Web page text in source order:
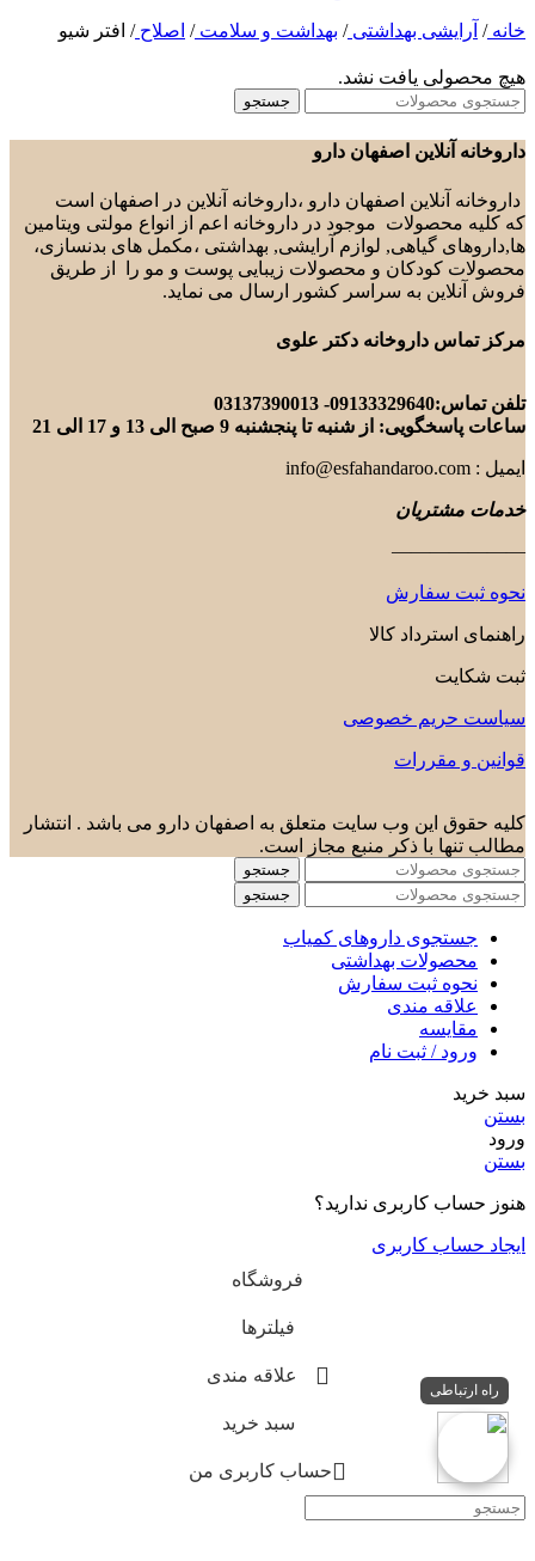
خانه / آرایشی بهداشتی / بهداشت و سلامت / اصلاح / افتر شیو
هیچ محصولی یافت نشد.
جستجو
داروخانه آنلاین اصفهان دارو
داروخانه آنلاین اصفهان دارو ،داروخانه آنلاین در اصفهان است
که کلیه محصولات موجود در داروخانه اعم از انواع مولتی ویتامین
ها,داروهای گیاهی, لوازم آرایشی, بهداشتی ،مکمل های بدنسازی،
محصولات کودکان و محصولات زیبایی پوست و مو را از طریق
فروش آنلاین به سراسر کشور ارسال می نماید.
مرکز تماس داروخانه دکتر علوی
تلفن تماس:09133329640- 03137390013
ساعات پاسخگویی: از شنبه تا پنجشنبه 9 صبح الی 13 و 17 الی 21
ایمیل : info@esfahandaroo.com
خدمات مشتریان
———————
نحوه ثبت سفارش
راهنمای استرداد کالا
ثبت شکایت
سیاست حریم خصوصی
قوانین و مقررات
کلیه حقوق این وب سایت متعلق به اصفهان دارو می باشد . انتشار
مطالب تنها با ذکر منبع مجاز است.
جستجو
جستجو
جستجوی داروهای کمیاب
محصولات بهداشتی
نحوه ثبت سفارش
علاقه مندی
مقایسه
ورود / ثبت نام
سبد خرید
بستن
ورود
بستن
هنوز حساب کاربری ندارید؟
ایجاد حساب کاربری
فروشگاه
فیلترها
علاقه مندی
سبد خرید
حساب کاربری من
راه ارتباطی